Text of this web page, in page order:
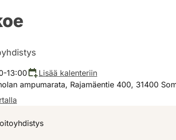
13:00
Lisää kalenteriin
ampumarata, Rajamäentie 400, 31400